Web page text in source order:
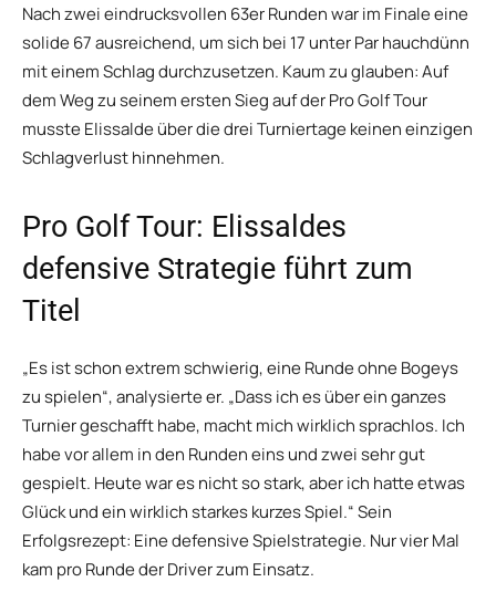
Nach zwei eindrucksvollen 63er Runden war im Finale eine
solide 67 ausreichend, um sich bei 17 unter Par hauchdünn
mit einem Schlag durchzusetzen. Kaum zu glauben: Auf
dem Weg zu seinem ersten Sieg auf der Pro Golf Tour
musste Elissalde über die drei Turniertage keinen einzigen
Schlagverlust hinnehmen.
Pro Golf Tour: Elissaldes
defensive Strategie führt zum
Titel
„Es ist schon extrem schwierig, eine Runde ohne Bogeys
zu spielen“, analysierte er. „Dass ich es über ein ganzes
Turnier geschafft habe, macht mich wirklich sprachlos. Ich
habe vor allem in den Runden eins und zwei sehr gut
gespielt. Heute war es nicht so stark, aber ich hatte etwas
Glück und ein wirklich starkes kurzes Spiel.“ Sein
Erfolgsrezept: Eine defensive Spielstrategie. Nur vier Mal
kam pro Runde der Driver zum Einsatz.